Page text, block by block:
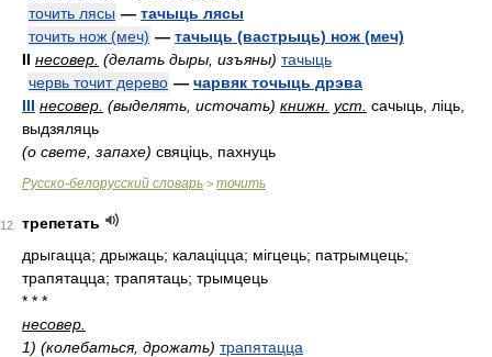
точить лясы — тачыць лясы
точить нож (меч) — тачыць (вастрыць) нож (меч)
II несовер. (делать дыры, изъяны) тачыць
червь точит дерево — чарвяк точыць дрэва
III несовер. (выделять, источать) книжн. уст. сачыць, ліць,
выдзяляць
(о свете, запахе) свяціць, пахнуць
Русско-белорусский словарь > точить
12
трепетать
дрыгацца; дрыжаць; калаціцца; мігцець; патрымцець;
трапятацца; трапятаць; трымцець
* * *
несовер.
1) (колебаться, дрожать) трапятацца